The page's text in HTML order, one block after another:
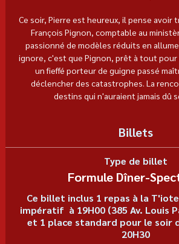
Ce soir, Pierre est heureux, il pense avoir
François Pignon, comptable au
passionné de modèles réduits en
ignore, c'est que Pignon, prêt à tout
un fieffé porteur de guigne passé
déclencher des catastrophes. La
destins qui n'auraient jamais dû
Billets
Type de billet
Formule Dîner-
Ce billet inclus 1 repas à la T'iote
impératif  à 19H00 (385 Av. Louis
et 1 place standard pour le soir
20H30